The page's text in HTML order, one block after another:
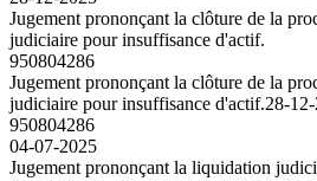
Jugement prononçant la clôture de la
judiciaire pour insuffisance d'actif.
950804286
Jugement prononçant la clôture de la
judiciaire pour insuffisance d'actif.28-
950804286
04-07-2025
Jugement prononçant la liquidation